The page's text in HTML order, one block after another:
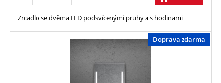
Zrcadlo se dvěma LED podsvícenými pruhy a s hodinami
Doprava zdarma